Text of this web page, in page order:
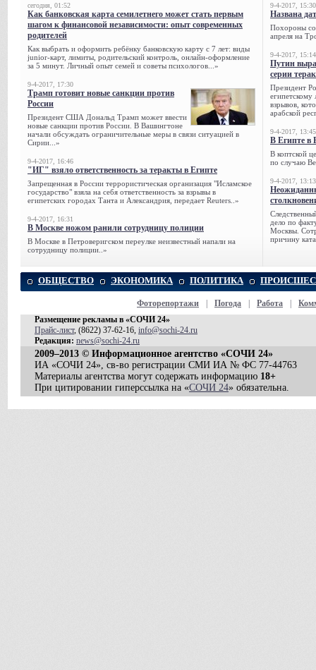
сегодня, 01:52
Как банковская карта семилетнего может стать первым
шагом к финансовой независимости: опыт современных
родителей
Как выбрать и оформить ребёнку банковскую карту с 7 лет: виды
junior-карт, лимиты, родительский контроль, онлайн-оформление
за 5 минут. Личный опыт семей и советы психологов...»
9-4-2017, 17:30
Трамп готовит новые санкции против
России
Президент США Дональд Трамп может ввести
новые санкции против России. В Вашингтоне
начали обсуждать ограничительные меры в связи ситуацией в
Сирии...»
9-4-2017, 16:46
"ИГ" взяло ответственность за теракты в Египте
Запрещенная в России террористическая организация "Исламское
государство" взяла на себя ответственность за взрывы в
египетских городах Танта и Александрия, передает Reuters..»
9-4-2017, 16:31
В Москве ножом ранили сотрудницу полиции
В Москве в Петроверигском переулке неизвестный напали на
сотрудницу полиции..»
9-4-2017, 15:30
Названа
Похороны
апреля на
9-4-2017, 15:14
Путин
серии
Президент
египетскому
взрывов,
арабской
9-4-2017, 13:45
В Египте в
В коптской
по случаю
9-4-2017, 13:13
дело по
Москвы.
причину
ОБЩЕСТВО ЭКОНОМИКА ПОЛИТИКА
Фоторепортажи Погода Работа
Размещение рекламы в «СОЧИ 24»
Прайс-лист, (8622) 37-62-16, info@sochi-24.ru
Редакция: news@sochi-24.ru
2009–2013 © Информационное агентство «СОЧИ 24»
ИА «СОЧИ 24», св-во регистрации СМИ ИА № ФС 77-44763
Материалы агентства могут содержать информацию 18+
При цитировании гиперссылка на «СОЧИ 24» обязательна.